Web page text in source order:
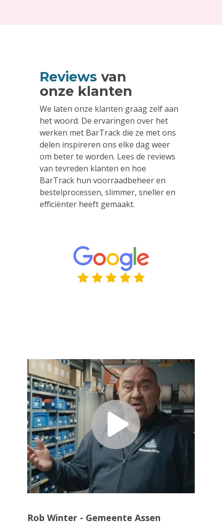
Reviews van
onze klanten
We laten onze klanten graag zelf aan
het woord. De ervaringen over het
werken met BarTrack die ze met ons
delen inspireren ons elke dag weer
om beter te worden. Lees de reviews
van tevreden klanten en hoe
BarTrack hun voorraadbeheer en
bestelprocessen, slimmer, sneller en
efficiënter heeft gemaakt.
Rob Winter - Gemeente Assen